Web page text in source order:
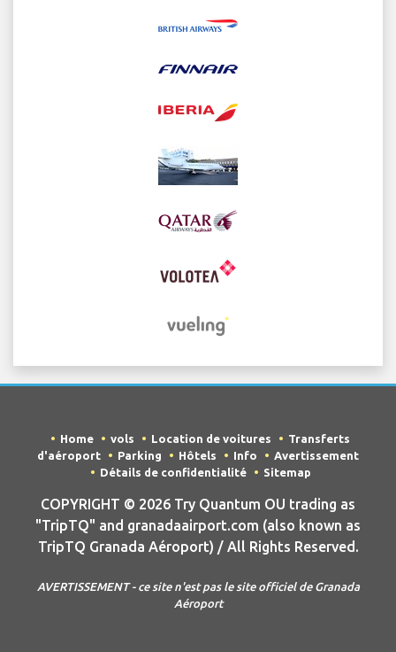
Home vols Location de voitures
Transferts
d'aéroport
Parking Hôtels Info
Avertissement
Détails de confidentialité
Sitemap
COPYRIGHT © 2026 Try Quantum OU trading as
"TripTQ" and granadaairport.com (also known as
TripTQ Granada Aéroport) / All Rights Reserved.
AVERTISSEMENT - ce site n'est pas le site officiel de Granada
Aéroport